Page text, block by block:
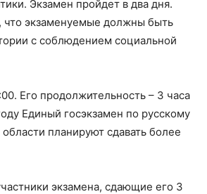
Экзамен пройдет в два дня.
что экзаменуемые должны быть
с соблюдением социальной
Его продолжительность – 3 часа
Единый госэкзамен по русскому
области планируют сдавать более
экзамена, сдающие его 3